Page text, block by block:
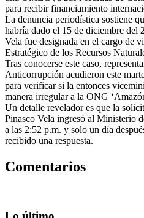
para recibir financiamiento
La denuncia periodística sostiene
habría dado el 15 de diciembre del
Vela fue designada en el cargo de
Estratégico de los Recursos
Tras conocerse este caso,
Anticorrupción acudieron este
para verificar si la entonces
manera irregular a la ONG
Un detalle revelador es que la
Pinasco Vela ingresó al Ministerio
a las 2:52 p.m. y solo un día
recibido una respuesta.
Comentarios